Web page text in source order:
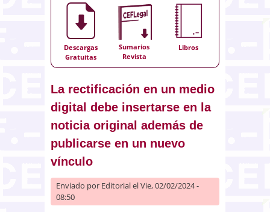
Descargas
Gratuitas
Sumarios
Revista
Libros
La rectificación en un medio
digital debe insertarse en la
noticia original además de
publicarse en un nuevo
vínculo
Enviado por Editorialel Vie, 02/02/2024 -
08:50